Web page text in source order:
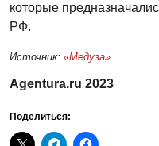
которые
РФ.
Источник: «Медуза»
Agentura.ru 2023
Поделиться: